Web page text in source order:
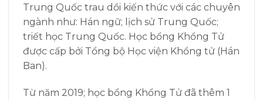
Trung Quốc trau dồi kiến thức với các chuyên
ngành như: Hán ngữ; lịch sử Trung Quốc;
triết học Trung Quốc. Học bổng Khổng Tử
được cấp bởi Tổng bộ Học viện Khổng tử (Hán
Ban).
Từ năm 2019; học bổng Khổng Tử đã thêm 1